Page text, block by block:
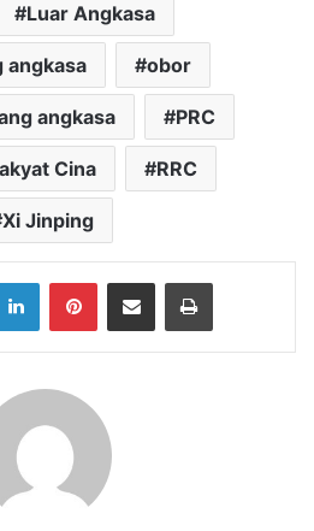
Luar Angkasa
angkasa obor
angkasa PRC
Cina RRC
Xi Jinping
LinkedInPinterestShare via Email Print